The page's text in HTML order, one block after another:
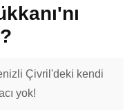
Çivril'deki kendi
yok!